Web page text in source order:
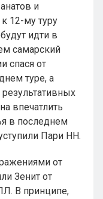
и
12-му туру
идти в
самарский
спася от
туре, а
впечатлить
в последнем
Пари НН.
от
Зенит от
В принципе,